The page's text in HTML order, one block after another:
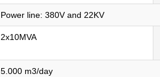
Power line: 380V and 22KV
2x10MVA
5.000 m3/day